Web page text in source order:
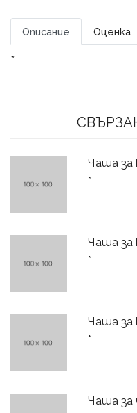
Описание Оценка
*
Чаша за
*
Чаша за
*
Чаша за
*
Чаша за